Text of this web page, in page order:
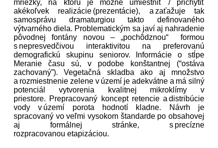
mriežky, na ktorú je možné umiestniť / prichytiť
akékoľvek realizácie (prezentácie), a zaťažuje tak
samosprávu dramaturgiou takto definovaného
výtvarného diela. Problematickým sa javí aj nahradenie
pôvodnej fontány novou – „pochôdznou“ formou
s nepresvedčivou interaktivitou na preferovanú
demografickú skupinu seniorov. Informácie o stĺpe
Meranie času sú, v podobe
konštantnej (“ostáva
zachovaný”).
Vegetačná skladba ako aj množstvo
a rozmiestnenie zelene v území je adekvátne a má silný
potenciál vytvorenia kvalitnej mikroklímy v
priestore. Prepracovaný koncept retenciea distribúcie
vody v území porota hodnotí kladne.
Návrh je
spracovaný vo veľmi vysokom štandarde po obsahovej
aj formálnej stránke, s precízne
rozpracovanou etapizáciou.